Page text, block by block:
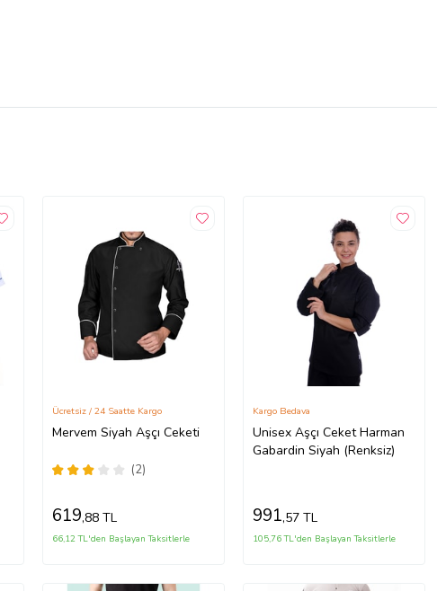
Mervem Siyah Aşçı Ceketi
(2)
Ücretsiz / 24 Saatte Kargo
619,88 TL
66,12 TL'den Başlayan Taksitlerle
Unisex Aşçı Ceket Harman
Gabardin Siyah (Renksiz)
Kargo Bedava
991,57 TL
105,76 TL'den Başlayan Taksitlerle